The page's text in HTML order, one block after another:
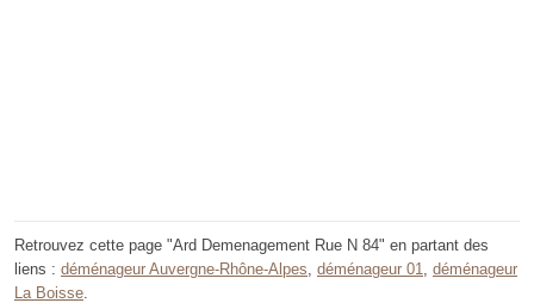
Retrouvez cette page "Ard Demenagement Rue N 84" en partant des
liens : déménageur Auvergne-Rhône-Alpes déménageur 01
déménageur
La Boisse